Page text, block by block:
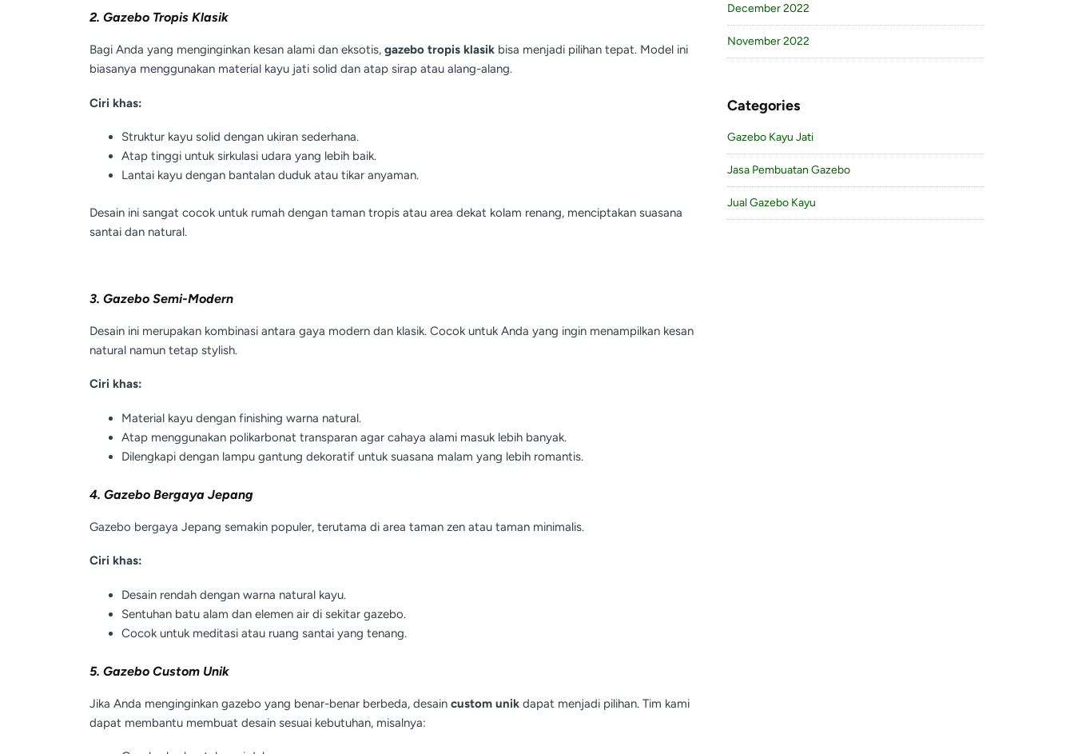
2. Gazebo Tropis Klasik
Bagi Anda yang menginginkan kesan alami dan eksotis, gazebo tropis klasik bisa menjadi pilihan tepat. Model ini
biasanya menggunakan material kayu jati solid dan atap sirap atau alang-alang.
Ciri khas:
Struktur kayu solid dengan ukiran sederhana.
Atap tinggi untuk sirkulasi udara yang lebih baik.
Lantai kayu dengan bantalan duduk atau tikar anyaman.
Desain ini sangat cocok untuk rumah dengan taman tropis atau area dekat kolam renang, menciptakan suasana
santai dan natural.
3. Gazebo Semi-Modern
Desain ini merupakan kombinasi antara gaya modern dan klasik. Cocok untuk Anda yang ingin menampilkan kesan
natural namun tetap stylish.
Ciri khas:
Material kayu dengan finishing warna natural.
Atap menggunakan polikarbonat transparan agar cahaya alami masuk lebih banyak.
Dilengkapi dengan lampu gantung dekoratif untuk suasana malam yang lebih romantis.
4. Gazebo Bergaya Jepang
Gazebo bergaya Jepang semakin populer, terutama di area taman zen atau taman minimalis.
Ciri khas:
Desain rendah dengan warna natural kayu.
Sentuhan batu alam dan elemen air di sekitar gazebo.
Cocok untuk meditasi atau ruang santai yang tenang.
5. Gazebo Custom Unik
Jika Anda menginginkan gazebo yang benar-benar berbeda, desain custom unik dapat menjadi pilihan. Tim kami
dapat membantu membuat desain sesuai kebutuhan, misalnya:
December 2022
November 2022
Categories
Gazebo Kayu Jati
Jasa Pembuatan Gazebo
Jual Gazebo Kayu